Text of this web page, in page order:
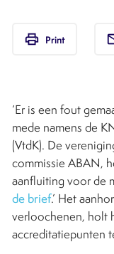
print Print
‘Er is een fout
mede namens de
(VtdK). De
commissie ABAN,
aanfluiting voor de
de brief.’ Het
verloochenen, holt
accreditatiepunten